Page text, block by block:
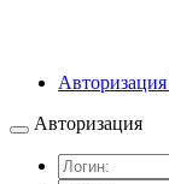
Авторизация
Авторизация